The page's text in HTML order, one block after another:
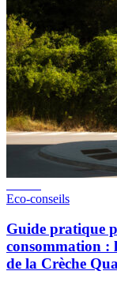
Eco-conseils
Guide pratique
consommation :
de la Crèche